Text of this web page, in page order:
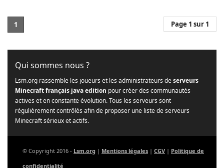
1 Page 1 sur 1
Qui sommes nous ?
Lsm.org rassemble les joueurs et les administrateurs deserveurs
Minecraft français java edition pour créer des communautés
actives et en constante évolution. Tous les serveurs sont
régulièrement contrôlés afin de proposer une liste de serveurs
Minecraft sérieux et actifs.
© Copyright 2016 - Lsm.org | Mentions légales | CGV | Politique de
confidentialité